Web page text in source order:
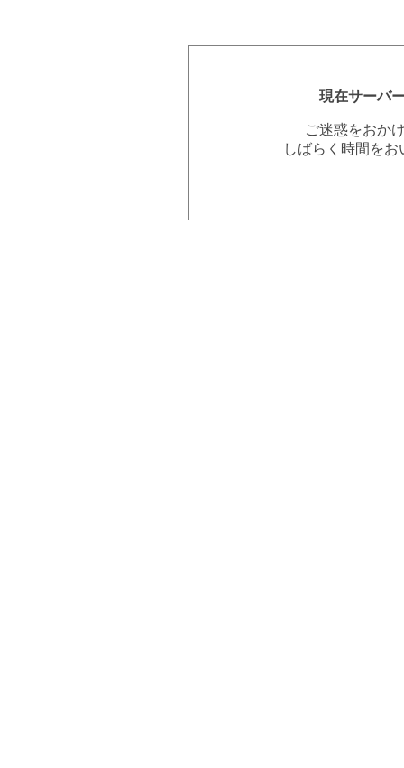
現在サーバ
ご迷惑をおか
しばらく時間を